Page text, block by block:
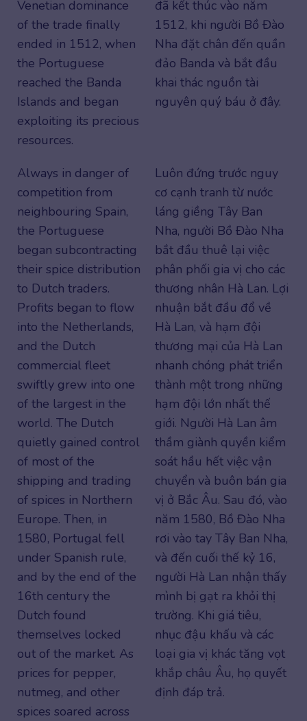
Venetian dominance
of the trade finally
ended in 1512, when
the Portuguese
reached the Banda
Islands and began
exploiting its precious
resources.
đã kết thúc vào năm
1512, khi người Bồ Đào
Nha đặt chân đến quần
đảo Banda và bắt đầu
khai thác nguồn tài
nguyên quý báu ở đây.
Always in danger of
competition from
neighbouring Spain,
the Portuguese
began subcontracting
their spice distribution
to Dutch traders.
Profits began to flow
into the Netherlands,
and the Dutch
commercial fleet
swiftly grew into one
of the largest in the
world. The Dutch
quietly gained control
of most of the
shipping and trading
of spices in Northern
Europe. Then, in
1580, Portugal fell
under Spanish rule,
and by the end of the
16th century the
Dutch found
themselves locked
out of the market. As
prices for pepper,
nutmeg, and other
spices soared across
Luôn đứng trước nguy
cơ cạnh tranh từ nước
láng giềng Tây Ban
Nha, người Bồ Đào Nha
bắt đầu thuê lại việc
phân phối gia vị cho các
thương nhân Hà Lan. Lợi
nhuận bắt đầu đổ về
Hà Lan, và hạm đội
thương mại của Hà Lan
nhanh chóng phát triển
thành một trong những
hạm đội lớn nhất thế
giới. Người Hà Lan âm
thầm giành quyền kiểm
soát hầu hết việc vận
chuyển và buôn bán gia
vị ở Bắc Âu. Sau đó, vào
năm 1580, Bồ Đào Nha
rơi vào tay Tây Ban Nha,
và đến cuối thế kỷ 16,
người Hà Lan nhận thấy
mình bị gạt ra khỏi thị
trường. Khi giá tiêu,
nhục đậu khấu và các
loại gia vị khác tăng vọt
khắp châu Âu, họ quyết
định đáp trả.